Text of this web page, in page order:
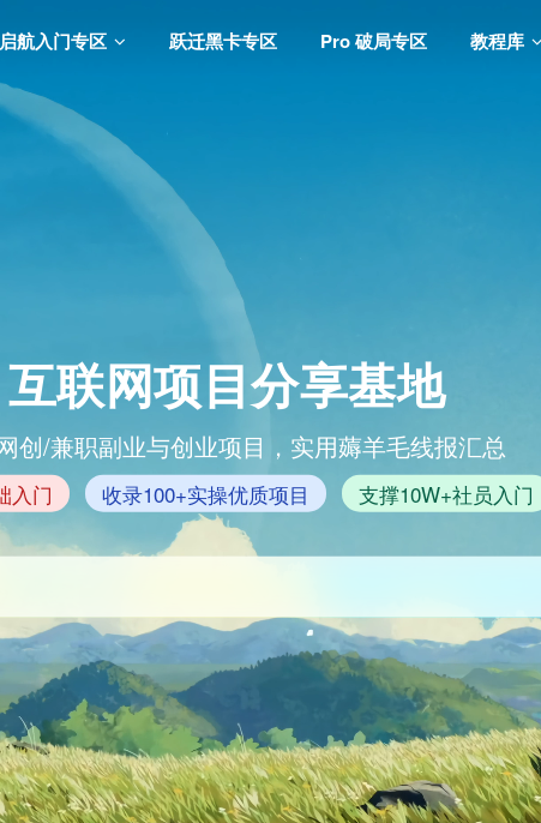
启航入门专区 跃迁黑卡专区 Pro 破局专区 教程库
互联网项目分享基地
创/兼职副业与创业项目，实用薅羊毛线报汇总
入门 收录100+实操优质项目 支撑10W+社员入门